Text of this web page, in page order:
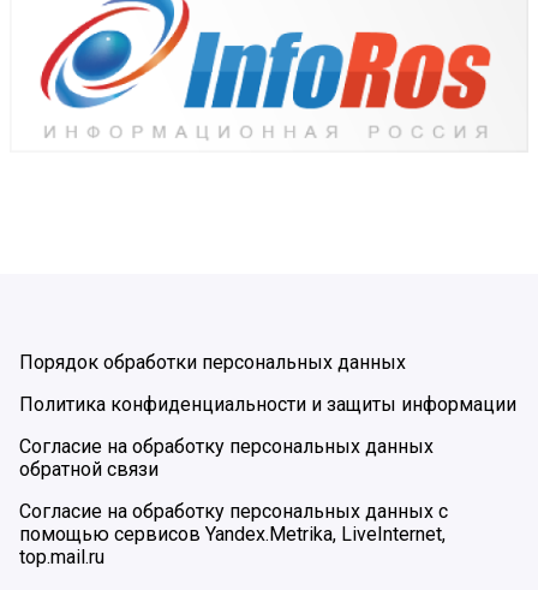
Порядок обработки персональных данных
Политика конфиденциальности и защиты информации
Согласие на обработку персональных данных
обратной связи
Согласие на обработку персональных данных с
помощью сервисов Yandex.Metrika, LiveInternet,
top.mail.ru